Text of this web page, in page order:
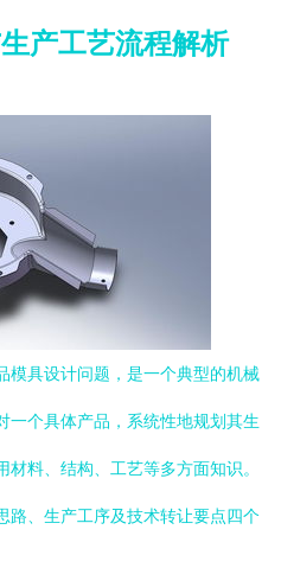
产工艺流程解析
模具设计问题，是一个典型的机械
一个具体产品，系统性地规划其生
料、结构、工艺等多方面知识。
路、生产工序及技术转让要点四个